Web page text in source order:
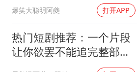
以军士兵把
爆笑大聪明阿夔 打开APP
热门短剧推荐：一个片段
让你欲罢不能追完整部好